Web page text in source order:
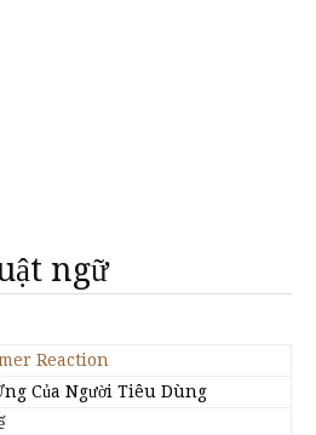
ngữ
Reaction
Của Người Tiêu Dùng